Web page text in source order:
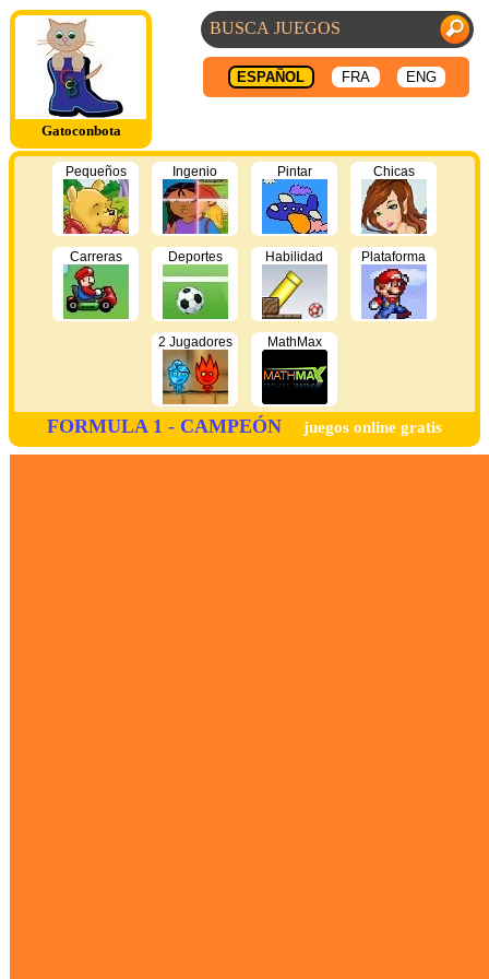
Gatoconbota
ESPAÑOL FRA ENG
Pequeños Ingenio Pintar Chicas
Carreras Deportes Habilidad Plataforma
2 Jugadores MathMax
FORMULA 1 - CAMPEÓN juegos online gratis